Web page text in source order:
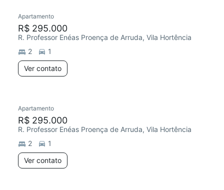
Apartamento
R$ 295.000
R. Professor Enéas Proença de Arruda, Vila Hortência
2
1
Ver contato
Apartamento
R$ 295.000
R. Professor Enéas Proença de Arruda, Vila Hortência
2
1
Ver contato